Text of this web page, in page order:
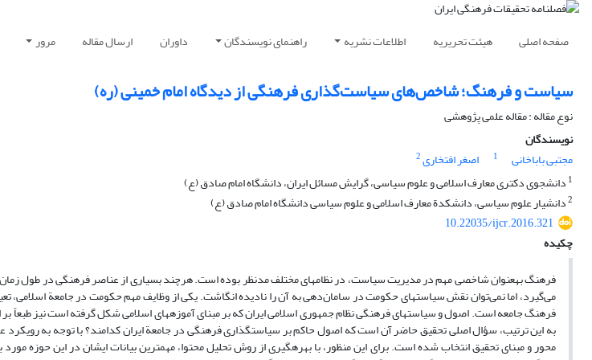
صفحه اصلی هیئت تحریریه اطلاعات نشریه راهنمای نویسندگان داوران ارسال مقاله مرور
سیاست و فرهنگ؛ شاخص‌های سیاست‌گذاری فرهنگی از دیدگاه امام خمینی (ره)
نوع مقاله : مقاله علمی پژوهشی
نویسندگان
مجتبی باباخانی
1 اصغر افتخاری2
1 دانشجوی دکتری معارف اسلامی و علوم سیاسی، گرایش مسائل ایران، دانشگاه امام صادق (ع)
2دانشیار علوم سیاسی، دانشکدة معارف اسلامی و علوم سیاسی دانشگاه امام صادق ‌(ع)
10.22035/ijcr.2016.321
چکیده
فرهنگ به­عنوان شاخصی­ مهم در مدیریت سیاست، در نظام­های مختلف مدنظر بوده است. هرچند بسیاری از عناصر فرهنگی در طول زمان
فرهنگ جامعه است. اصول و سیاست­های فرهنگی نظام جمهوری اسلامی ایران که بر مبنای آموزه­های اسلامی شکل گرفته است نیز طبعاً
به این ترتیب، سؤال اصلی تحقیق حاضر آن است که اصول حاکم بر سیاست­گذاری فرهنگی در جامعة ایران کدامند؟ با توجه به رویکرد
محور و مبنای تحقیق انتخاب شده است. برای این منظور، با بهره­گیری از روش تحلیل محتوا، مهم­ترین بیانات ایشان در این حوزه